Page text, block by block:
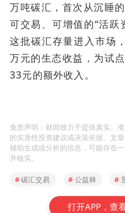
万吨碳汇，首次从沉睡
可交易、可增值的“活跃
这批碳汇存量进入市场
万元的生态收益，为试
33元的额外收入。
免责声明：财闻致力于提供真实、
的实质性投资建议或决策依据。文
辅助生成或分析的信息，可能存在
并核实。
#碳汇交易 # 公益林 #
打开APP，查